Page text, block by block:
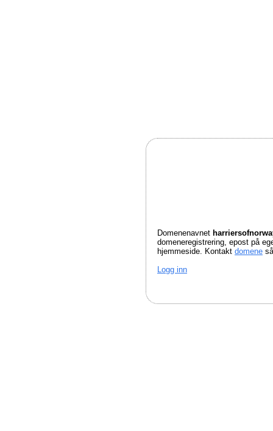
Domenenavnet
domeneregistrering, epost på
hjemmeside. Kontakt domene
Logg inn